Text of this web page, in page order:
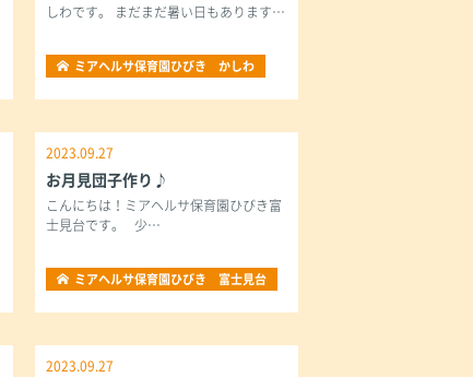
しわです。 まだまだ暑い日もあります…
ミアヘルサ保育園ひびき かしわ
2023.09.27
お月見団子作り♪
こんにちは！ミアヘルサ保育園ひびき富
士見台です。 少…
ミアヘルサ保育園ひびき 富士見台
2023.09.27